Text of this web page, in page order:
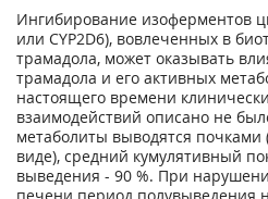
Ингибирование изоферментов
или CYP2D6), вовлеченных в
трамадола, может оказывать
трамадола и его активных
настоящего времени
взаимодействий описано не
метаболиты выводятся
виде), средний кумулятивный
выведения - 90 %. При